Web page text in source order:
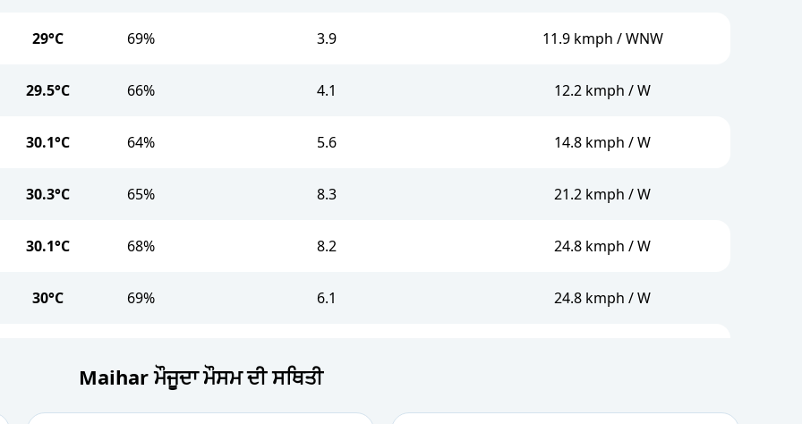
29°C 69% 3.9 11.9 kmph / WNW
29.5°C 66% 4.1 12.2 kmph / W
30.1°C 64% 5.6 14.8 kmph / W
30.3°C 65% 8.3 21.2 kmph / W
30.1°C 68% 8.2 24.8 kmph / W
30°C 69% 6.1 24.8 kmph / W
Maihar ਮੌਜੂਦਾ ਮੌਸਮ ਦੀ ਸਥਿਤੀ